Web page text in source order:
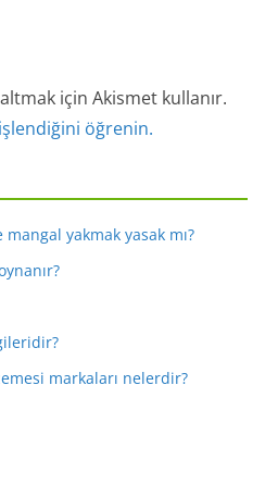
için Akismet kullanır.
öğrenin.
yakmak yasak mı?
markaları nelerdir?